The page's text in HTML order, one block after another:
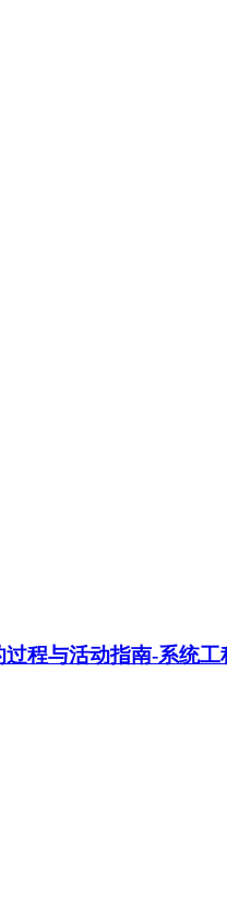
程与活动指南-系统工